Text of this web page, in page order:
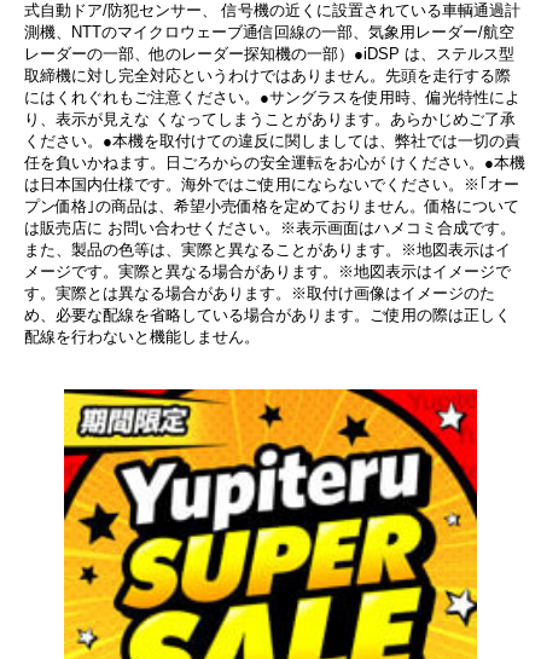
式自動ドア/防犯センサー、 信号機の近くに設置されている車輌通過計
測機、NTTのマイクロウェーブ通信回線の一部、気象用レーダー/航空
レーダーの一部、他のレーダー探知機の一部）●iDSP は、ステルス型
取締機に対し完全対応というわけではありません。先頭を走行する際
にはくれぐれもご注意ください。●サングラスを使用時、偏光特性によ
り、表示が見えな くなってしまうことがあります。あらかじめご了承
ください。●本機を取付けての違反に関しましては、弊社では一切の責
任を負いかねます。日ごろからの安全運転をお心が けください。●本機
は日本国内仕様です。海外ではご使用にならないでください。※｢オー
プン価格｣の商品は、希望小売価格を定めておりません。価格について
は販売店に お問い合わせください。※表示画面はハメコミ合成です。
また、製品の色等は、実際と異なることがあります。※地図表示はイ
メージです。実際と異なる場合があります。※地図表示はイメージで
す。実際とは異なる場合があります。※取付け画像はイメージのた
め、必要な配線を省略している場合があります。ご使用の際は正しく
配線を行わないと機能しません。